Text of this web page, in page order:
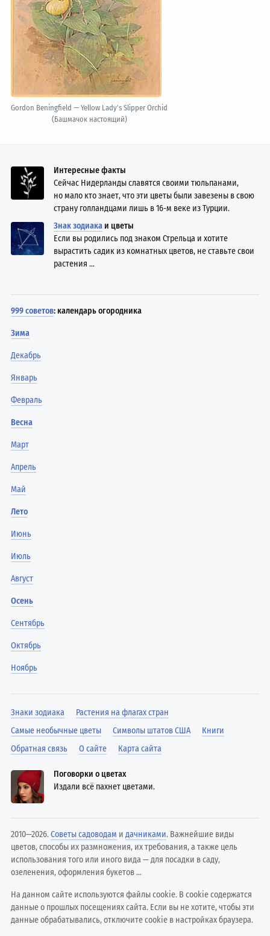
Gordon Beningfield — Yellow Lady's Slipper Orchid
(Башмачок настоящий)
Интересные факты
Сейчас Нидерланды славятся своими тюльпанами,
но мало кто знает, что эти цветы были завезены в свою
страну голландцами лишь в 16-м веке из Турции.
Знак зодиака и цветы
Если вы родились под знаком Стрельца и хотите
вырастить садик из комнатных цветов, не ставьте свои
растения ...
999 советов: календарь огородника
Зима
Декабрь
Январь
Февраль
Весна
Март
Апрель
Май
Лето
Июнь
Июль
Август
Осень
Сентябрь
Октябрь
Ноябрь
Знаки зодиака
Растения на флагах стран
Самые необычные цветы
Символы штатов США
Книги
Обратная связь
О сайте Карта сайта
Поговорки о цветах
Издали всё пахнет цветами.
2010—2026.Советы садоводам идачниками. Важнейшие виды
цветов, способы их размножения, их требования, а также цель
использования того или иного вида — для посадки в саду,
озеленения, оформления букетов ...
На данном сайте используются файлы cookie. В cookie содержатся
данные о прошлых посещениях сайта. Если вы не хотите, чтобы эти
данные обрабатывались, отключите cookie в настройках браузера.